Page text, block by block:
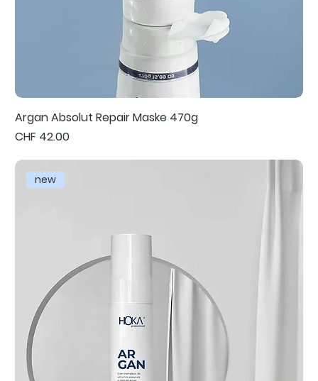
Argan Absolut Repair Maske 470g
Preis
CHF 42.00
new